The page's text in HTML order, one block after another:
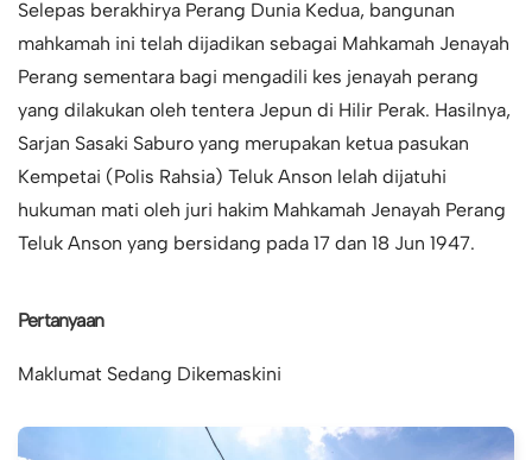
Selepas berakhirya Perang Dunia Kedua, bangunan
mahkamah ini telah dijadikan sebagai Mahkamah Jenayah
Perang sementara bagi mengadili kes jenayah perang
yang dilakukan oleh tentera Jepun di Hilir Perak. Hasilnya,
Sarjan Sasaki Saburo yang merupakan ketua pasukan
Kempetai (Polis Rahsia) Teluk Anson lelah dijatuhi
hukuman mati oleh juri hakim Mahkamah Jenayah Perang
Teluk Anson yang bersidang pada 17 dan 18 Jun 1947.
Pertanyaan
Maklumat Sedang Dikemaskini